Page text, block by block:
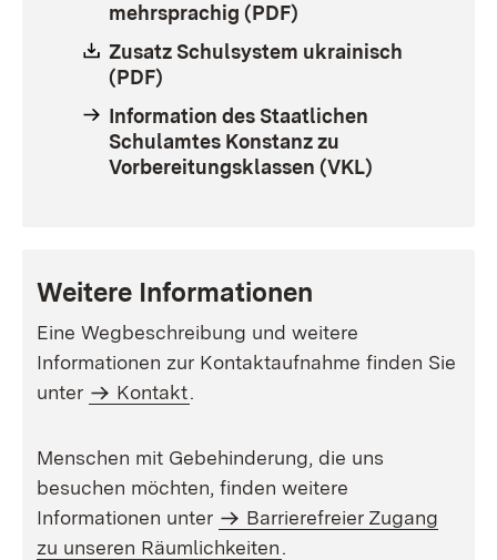
mehrsprachig (PDF)
Download:
Zusatz Schulsystem ukrainisch
(PDF)
Information des Staatlichen
Schulamtes Konstanz zu
Vorbereitungsklassen (VKL)
Weitere Informationen
Eine Wegbeschreibung und weitere
Informationen zur Kontaktaufnahme finden Sie
unter
Kontakt.
Menschen mit Gebehinderung, die uns
besuchen möchten, finden weitere
Informationen unter
Barrierefreier Zugang
zu unseren Räumlichkeiten.